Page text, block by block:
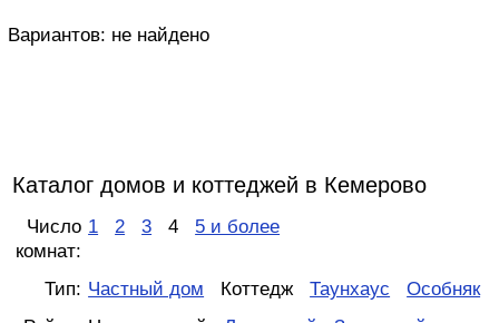
Вариантов: не найдено
Каталог домов и коттеджей в Кемерово
Число
комнат:
1 2 3 4 5 и более
Тип: Частный дом Коттедж Таунхаус
Особняк